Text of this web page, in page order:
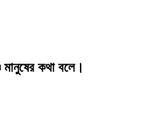
কথা বলে।